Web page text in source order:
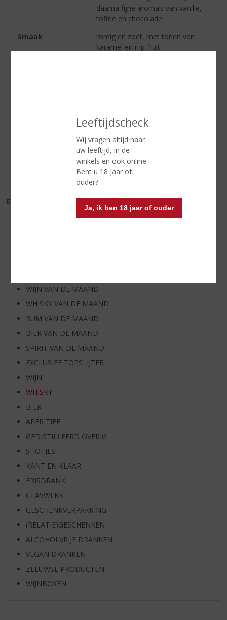
Leeftijdscheck
Wij vragen altijd naar
uw leeftijd, in de
winkels en ook online.
Bent u 18 jaar of
ouder?
Ja, ik ben 18 jaar of ouder
daarna fijne aroma’s van vanille,
toffee en chocolade
Smaak
romig en zoet, met tonen van
karamel en rijp fruit
Schrijf een review
Er zijn nog geen reviews geplaatst voor dit product
EXCL. BTW
WIJN VAN DE MAAND
WHISKY VAN DE MAAND
RUM VAN DE MAAND
BIER VAN DE MAAND
SPIRIT VAN DE MAAND
EXCLUSIEF TOPSLIJTER
WIJN
WHISKY
BIER
APERITIEF
GEDISTILLEERD OVERIG
SHOTJES
KANT EN KLAAR
FRISDRANK
GLASWERK
GESCHENKVERPAKKING
(RELATIE)GESCHENKEN
ALCOHOLVRIJE DRANKEN
VEGAN DRANKEN
ZEEUWSE PRODUCTEN
WIJNBOXEN